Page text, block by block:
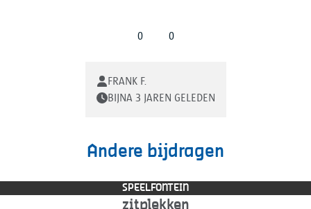
0 0
FRANK F.
BIJNA 3 JAREN GELEDEN
Andere bijdragen
SPEELFONTEIN
zitplekken